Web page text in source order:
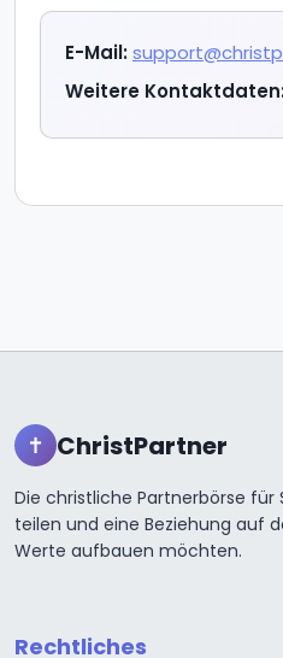
E-Mail:
Weitere
✝ ChristPartner
Die christliche Partnerbörse für
teilen und eine Beziehung auf
Werte aufbauen möchten.
Rechtliches